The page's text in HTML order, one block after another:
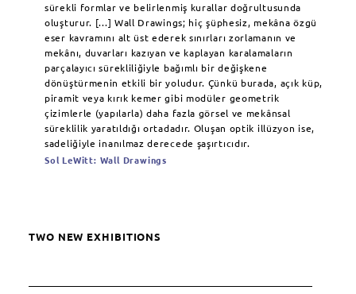
sürekli formlar ve belirlenmiş kurallar doğrultusunda
oluşturur. [...] Wall Drawings; hiç şüphesiz, mekâna özgü
eser kavramını alt üst ederek sınırları zorlamanın ve
mekânı, duvarları kazıyan ve kaplayan karalamaların
parçalayıcı sürekliliğiyle bağımlı bir değişkene
dönüştürmenin etkili bir yoludur. Çünkü burada, açık küp,
piramit veya kırık kemer gibi modüler geometrik
çizimlerle (yapılarla) daha fazla görsel ve mekânsal
süreklilik yaratıldığı ortadadır. Oluşan optik illüzyon ise,
sadeliğiyle inanılmaz derecede şaşırtıcıdır.
Sol LeWitt: Wall Drawings
TWO NEW EXHIBITIONS